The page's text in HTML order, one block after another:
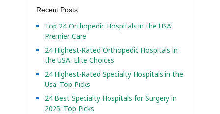
Recent Posts
Top 24 Orthopedic Hospitals in the USA:
Premier Care
24 Highest-Rated Orthopedic Hospitals in
the USA: Elite Choices
24 Highest-Rated Specialty Hospitals in the
Usa: Top Picks
24 Best Specialty Hospitals for Surgery in
2025: Top Picks